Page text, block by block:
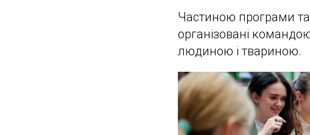
Частиною програми
організовані
людиною і твариною.